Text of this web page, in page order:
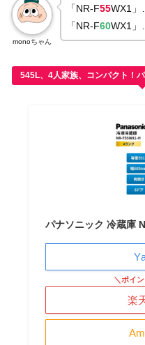
monoちゃん
「NR-F55WX1」…
「NR-F60WX1」…
545L、4人家族、コンパクト！
パナソニック 冷蔵庫
＼ポイ
楽